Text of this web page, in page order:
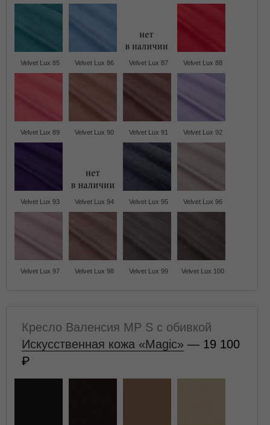
Velvet Lux 85 Velvet Lux 86 Velvet Lux 87 Velvet Lux 88
Velvet Lux 89 Velvet Lux 90 Velvet Lux 91 Velvet Lux 92
Velvet Lux 93 Velvet Lux 94 Velvet Lux 95 Velvet Lux 96
Velvet Lux 97 Velvet Lux 98 Velvet Lux 99 Velvet Lux 100
Кресло Валенсия MP S с обивкой
Искусственная кожа «Magic» — 19 100